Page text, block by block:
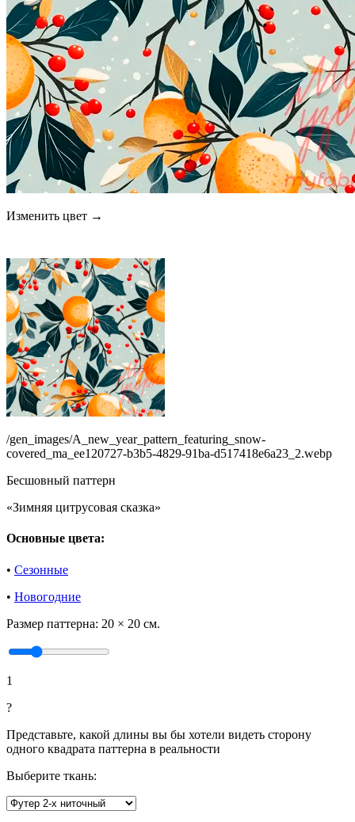
Изменить цвет →
/gen_images/A_new_year_pattern_featuring_snow-
covered_ma_ee120727-b3b5-4829-91ba-d517418e6a23_2.webp
Бесшовный паттерн
«Зимняя цитрусовая сказка»
Основные цвета:
• Сезонные
• Новогодние
Размер паттерна: 20 × 20 см.
1
?
Представьте, какой длины вы бы хотели видеть сторону
одного квадрата паттерна в реальности
Выберите ткань: